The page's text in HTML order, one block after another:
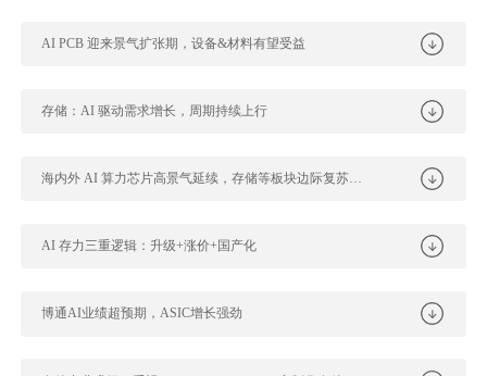
AI PCB 迎来景气扩张期，设备&材料有望受益
存储：AI 驱动需求增长，周期持续上行
海内外 AI 算力芯片高景气延续，存储等板块边际复苏趋势向上
AI 存力三重逻辑：升级+涨价+国产化
博通AI业绩超预期，ASIC增长强劲